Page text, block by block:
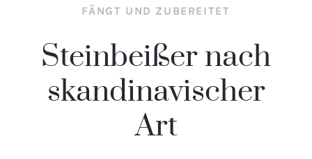
FÄNGT UND ZUBEREITET
Steinbeißer nach
skandinavischer
Art